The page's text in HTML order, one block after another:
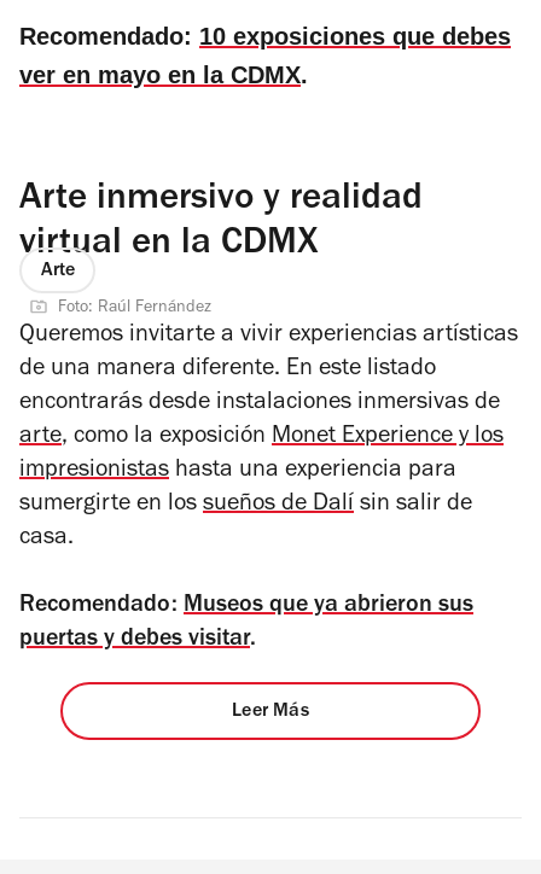
Recomendado: 10 exposiciones que debes
ver en mayo en la CDMX.
Arte inmersivo y realidad
virtual en la CDMX
Arte
Foto: Raúl Fernández
Queremos invitarte a vivir experiencias artísticas
de una manera diferente. En este listado
encontrarás desde instalaciones inmersivas de
arte, como la exposición Monet Experience y los
impresionistas hasta una experiencia para
sumergirte en los sueños de Dalí sin salir de
casa.
Recomendado: Museos que ya abrieron sus
puertas y debes visitar.
Leer Más